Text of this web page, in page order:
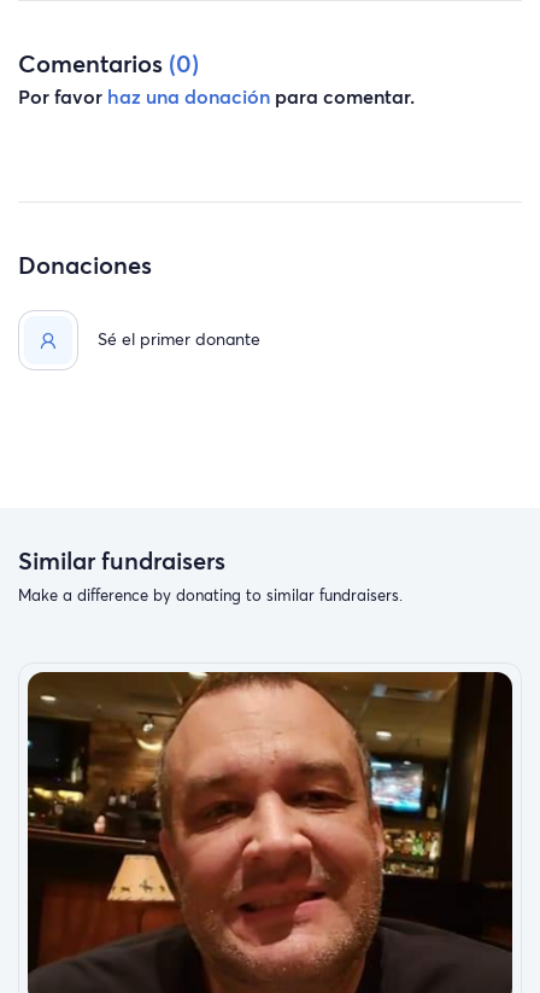
Comentarios (0)
Por favor haz una donación para comentar.
Donaciones
Sé el primer donante
Similar fundraisers
Make a difference by donating to similar fundraisers.